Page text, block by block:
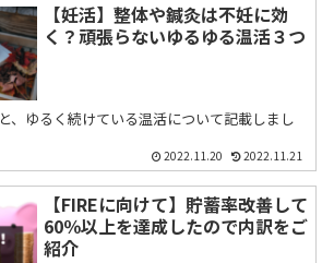
【妊活】整体や鍼灸は不妊に効
く？頑張らないゆるゆる温活３つ
、ゆるく続けている温活について記載しまし
2022.11.20 2022.11.21
【FIREに向けて】貯蓄率改善して
60％以上を達成したので内訳をご
紹介